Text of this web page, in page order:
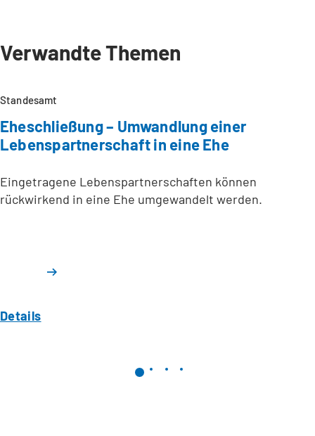
Verwandte Themen
Standesamt
Eheschließung – Umwandlung einer
Lebenspartnerschaft in eine Ehe
Eingetragene Lebenspartnerschaften können
rückwirkend in eine Ehe umgewandelt werden.
Details